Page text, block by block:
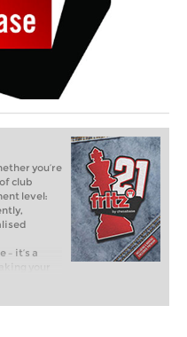
you’re
club
level:
– it’s a
your
or already
you can
with a
before.